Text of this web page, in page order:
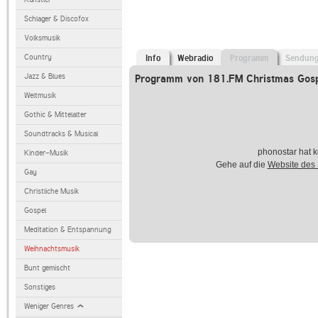
Schlager & Discofox
Volksmusik
Country
Jazz & Blues
Weltmusik
Gothic & Mittelalter
Soundtracks & Musical
Kinder-Musik
Gay
Christliche Musik
Gospel
Meditation & Entspannung
Weihnachtsmusik
Bunt gemischt
Sonstiges
Weniger Genres
Info Webradio Programm
Programm von 181.FM Christmas
phonostar hat
Gehe auf die Website des